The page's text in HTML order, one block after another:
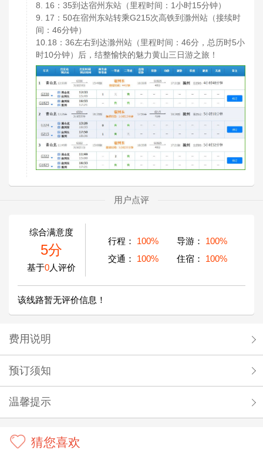
8. 16 ： 35到达宿州东站（里程时间： 1 小时15分钟）
9. 17 ： 50在宿州东站转乘G215次高铁到滁州站（接续时
间： 46分钟）
10.18 ： 36左右到达滁州站（里程时间： 46分，总历时5小
时10分钟）后，结整愉快的魅力黄山三日游之旅！
用户点评
综合满意度
5分
基于0人评价
行程： 100% 导游：
100%
交通：
100% 住宿： 100%
该线路暂无评价信息！
费用说明
预订须知
温馨提示
猜您喜欢